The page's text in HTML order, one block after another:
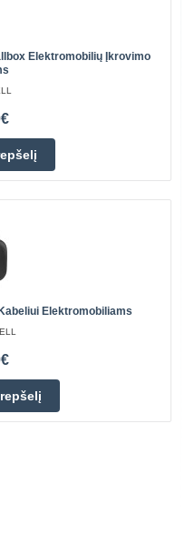
Elektromobilių Įkrovimo
Elektromobiliams